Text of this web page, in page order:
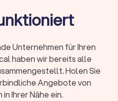
in Deutschland,
durch Fortbildungen
je nach Fall
Versicherungsschutz
bei geringem
Unternehmen für Ihren
haben wir bereits alle
Holen Sie
Angebote von
Ihrer Nähe ein.